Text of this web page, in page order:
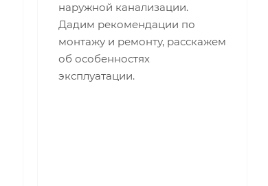
наружной канализации.
Дадим рекомендации по
монтажу и ремонту, расскажем
об особенностях
эксплуатации.